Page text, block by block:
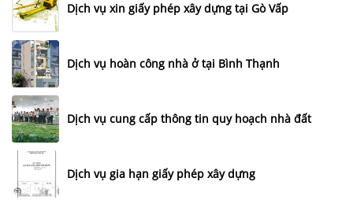
Dịch vụ xin giấy phép xây dựng tại Gò Vấp
Dịch vụ hoàn công nhà ở tại Bình Thạnh
Dịch vụ cung cấp thông tin quy hoạch nhà đất
Dịch vụ gia hạn giấy phép xây dựng